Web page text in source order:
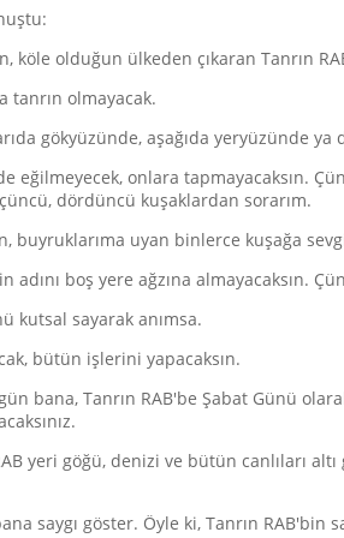
köle olduğun ülkeden çıkaran Tanrın
tanrın olmayacak.
gökyüzünde, aşağıda yeryüzünde
eğilmeyecek, onlara tapmayacaksın.
dördüncü kuşaklardan sorarım.
buyruklarıma uyan binlerce kuşağa
adını boş yere ağzına almayacaksın.
kutsal sayarak anımsa.
bütün işlerini yapacaksın.
bana, Tanrın RAB'be Şabat Günü
yeri göğü, denizi ve bütün canlıları
saygı göster. Öyle ki, Tanrın